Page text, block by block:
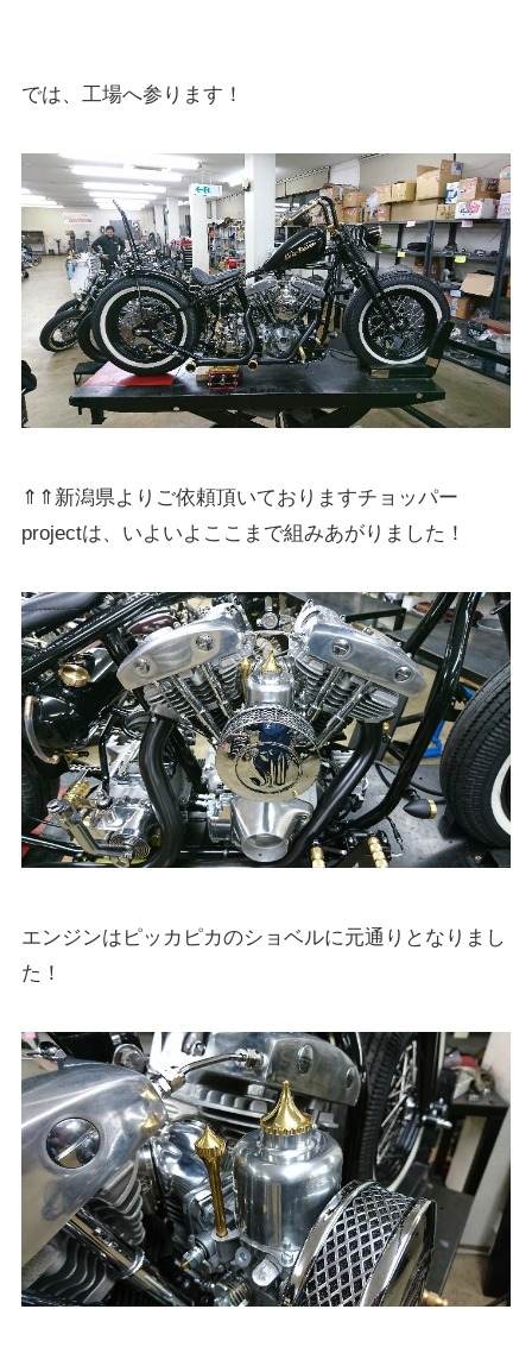
では、工場へ参ります！
⇑⇑新潟県よりご依頼頂いておりますチョッパー
projectは、いよいよここまで組みあがりました！
エンジンはピッカピカのショベルに元通りとなりまし
た！